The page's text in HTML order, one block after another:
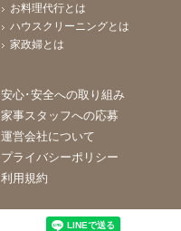
お料理代行とは
ハウスクリーニングとは
家政婦とは
安心･安全への取り組み
家事スタッフへの応募
運営会社について
プライバシーポリシー
利用規約